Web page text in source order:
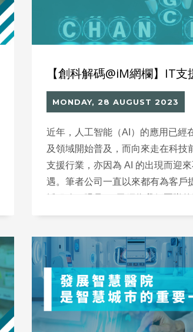
MONDAY, 28 AUGUST 2023
近年，人工智能（AI）的應用已經
及領域開始普及，而向來走在科技
支援行業，亦因為 AI 的出現而迎
遇。筆者公司一直以來都有為客戶
不少改變。然而在使用 AI 的過程
知，大家都是被近日的ChatGPT風
陶」而心生疑惑。